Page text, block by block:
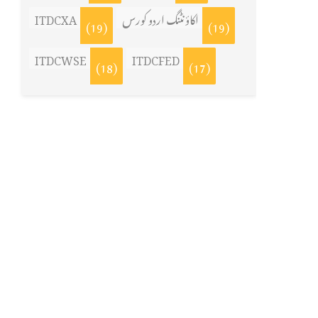
ITDCXA (19) اکاؤنٹنگ اردو کورس (19)
ITDCWSE (18) ITDCFED (17)